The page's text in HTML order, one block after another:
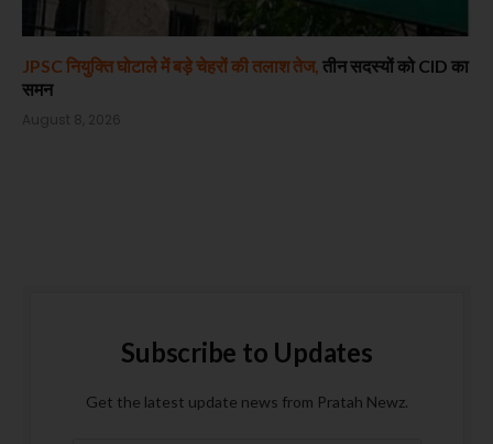
JPSC नियुक्ति घोटाले में बड़े चेहरों की तलाश तेज, तीन सदस्यों को CID का
समन
August 8, 2026
Subscribe to Updates
Get the latest update news from Pratah Newz.